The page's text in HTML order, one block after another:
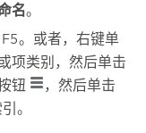
名。
F5。或者，右键单
项类别，然后单击
钮
，然后单击
。